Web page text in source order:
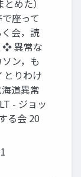
めた）
座って
会，読
❖ 異常な
ン，も
とりわけ
道異常
- ジョッ
る会 20